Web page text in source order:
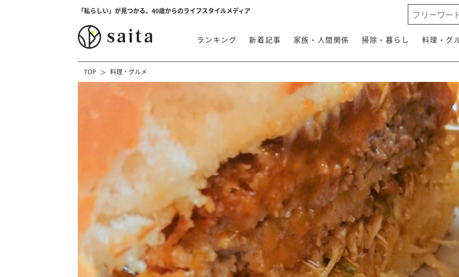
「私らしい」が見つかる。40歳からのライフスタイルメディア
ランキング 新着記事 家族・人間関係 掃除・暮らし 料理・グ
TOP 料理・グルメ